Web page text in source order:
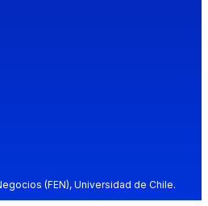
(FEN), Universidad de Chile.